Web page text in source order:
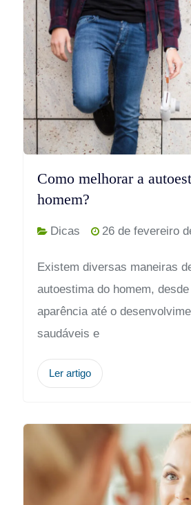
Como melhorar a
homem?
Dicas 26 de fevereiro
Existem diversas maneiras
autoestima do homem,
aparência até o
saudáveis e
Ler artigo